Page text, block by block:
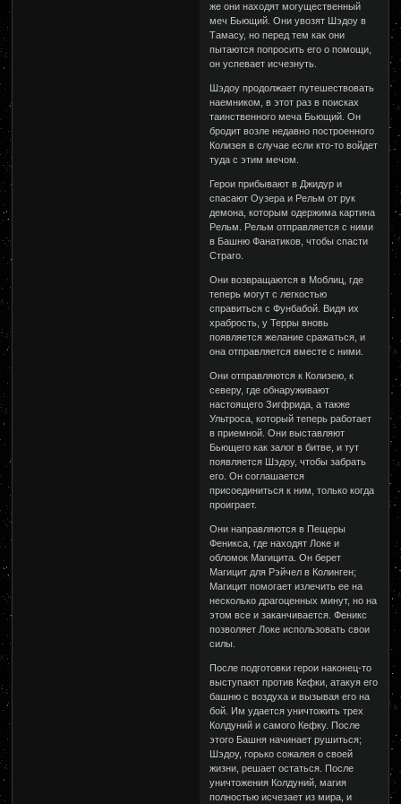
же они находят могущественный
меч Бьющий. Они увозят Шэдоу в
Тамасу, но перед тем как они
пытаются попросить его о помощи,
он успевает исчезнуть.
Шэдоу продолжает путешествовать
наемником, в этот раз в поисках
таинственного меча Бьющий. Он
бродит возле недавно построенного
Колизея в случае если кто-то войдет
туда с этим мечом.
Герои прибывают в Джидур и
спасают Оузера и Рельм от рук
демона, которым одержима картина
Рельм. Рельм отправляется с ними
в Башню Фанатиков, чтобы спасти
Страго.
Они возвращаются в Моблиц, где
теперь могут с легкостью
справиться с Фунбабой. Видя их
храбрость, у Терры вновь
появляется желание сражаться, и
она отправляется вместе с ними.
Они отправляются к Колизею, к
северу, где обнаруживают
настоящего Зигфрида, а также
Ультроса, который теперь работает
в приемной. Они выставляют
Бьющего как залог в битве, и тут
появляется Шэдоу, чтобы забрать
его. Он соглашается
присоединиться к ним, только когда
проиграет.
Они направляются в Пещеры
Феникса, где находят Локе и
обломок Магицита. Он берет
Магицит для Рэйчел в Колинген;
Магицит помогает излечить ее на
несколько драгоценных минут, но на
этом все и заканчивается. Феникс
позволяет Локе использовать свои
силы.
После подготовки герои наконец-то
выступают против Кефки, атакуя его
башню с воздуха и вызывая его на
бой. Им удается уничтожить трех
Колдуний и самого Кефку. После
этого Башня начинает рушиться;
Шэдоу, горько сожалея о своей
жизни, решает остаться. После
уничтожения Колдуний, магия
полностью исчезает из мира, и